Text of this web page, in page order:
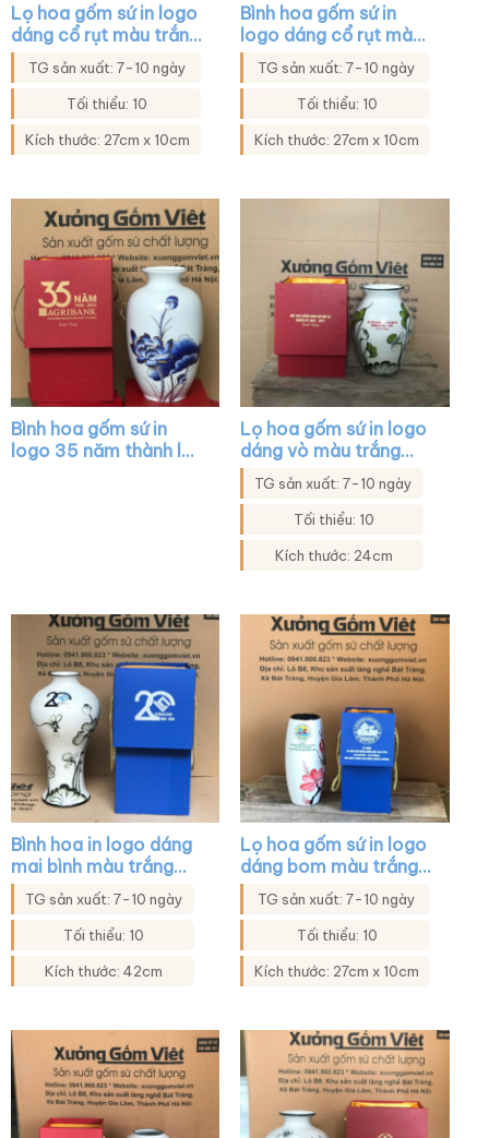
Lọ hoa gốm sứ in logo
dáng cổ rụt màu trắng
họa tiết mai vàng XG-
LH40
TG sản xuất: 7-10 ngày
Tối thiểu: 10
Kích thước: 27cm x 10cm
Bình hoa gốm sứ in
logo dáng cổ rụt màu
trắng họa tiết hoa sen
XG-LH21
TG sản xuất: 7-10 ngày
Tối thiểu: 10
Kích thước: 27cm x 10cm
Bình hoa gốm sứ in
logo 35 năm thành lập
Lọ hoa gốm sứ in logo
dáng vò màu trắng
họa tiết sen xanh XG-
LH24
TG sản xuất: 7-10 ngày
Tối thiểu: 10
Kích thước: 24cm
Bình hoa in logo dáng
mai bình màu trắng
họa tiết sen đen XG-
LH26
TG sản xuất: 7-10 ngày
Tối thiểu: 10
Kích thước: 42cm
Lọ hoa gốm sứ in logo
dáng bom màu trắng
họa tiết hoa đào XG-
LH34
TG sản xuất: 7-10 ngày
Tối thiểu: 10
Kích thước: 27cm x 10cm